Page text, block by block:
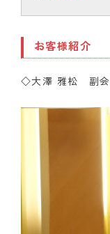
お客様紹介
◇大澤 雅松 副